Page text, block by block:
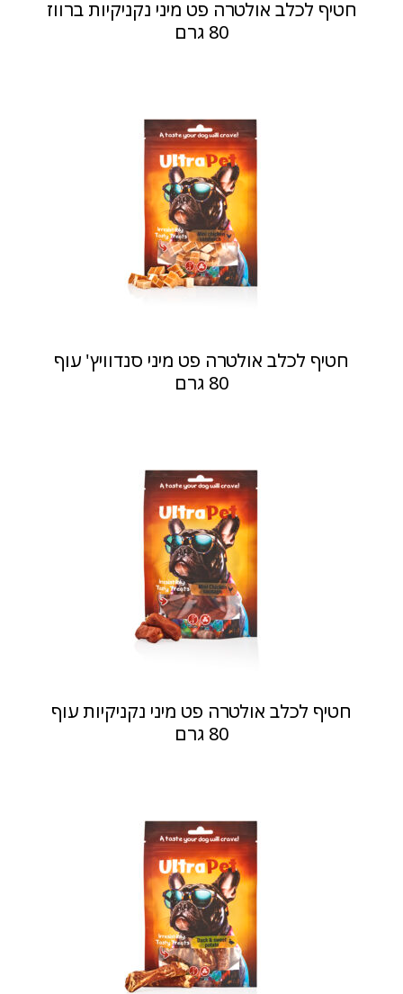
חטיף לכלב אולטרה פט מיני נקניקיות ברווז
80 גרם
חטיף לכלב אולטרה פט מיני סנדוויץ' עוף
80 גרם
חטיף לכלב אולטרה פט מיני נקניקיות עוף
80 גרם